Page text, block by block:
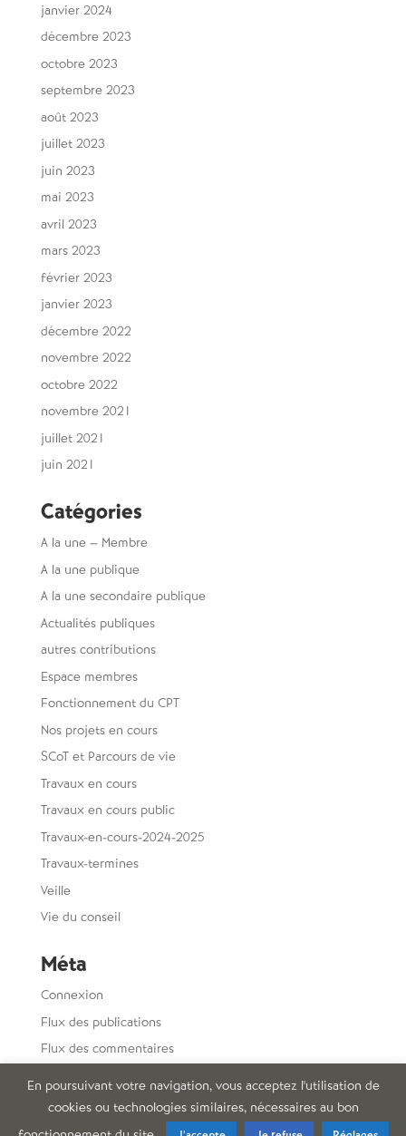
janvier 2024
décembre 2023
octobre 2023
septembre 2023
août 2023
juillet 2023
juin 2023
mai 2023
avril 2023
mars 2023
février 2023
janvier 2023
décembre 2022
novembre 2022
octobre 2022
novembre 2021
juillet 2021
juin 2021
Catégories
A la une – Membre
A la une publique
A la une secondaire publique
Actualités publiques
autres contributions
Espace membres
Fonctionnement du CPT
Nos projets en cours
SCoT et Parcours de vie
Travaux en cours
Travaux en cours public
Travaux-en-cours-2024-2025
Travaux-termines
Veille
Vie du conseil
Méta
Connexion
Flux des publications
Flux des commentaires
En poursuivant votre navigation, vous acceptez l'utilisation de
cookies ou technologies similaires, nécessaires au bon